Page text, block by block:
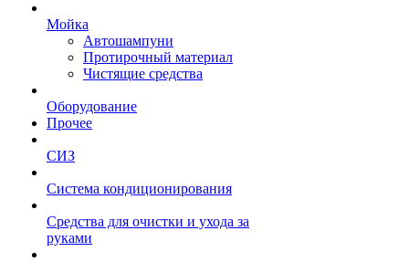
Мойка
Автошампуни
Протирочный материал
Чистящие средства
Оборудование
Прочее
СИЗ
Система кондиционирования
Средства для очистки и ухода за
руками